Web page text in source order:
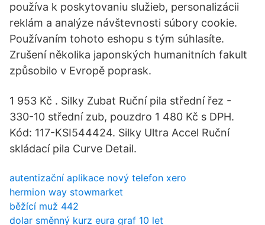
používa k poskytovaniu služieb, personalizácii
reklám a analýze návštevnosti súbory cookie.
Používaním tohoto eshopu s tým súhlasíte.
Zrušení několika japonských humanitních fakult
způsobilo v Evropě poprask.
1 953 Kč . Silky Zubat Ruční pila střední řez -
330-10 střední zub, pouzdro 1 480 Kč s DPH.
Kód: 117-KSI544424. Silky Ultra Accel Ruční
skládací pila Curve Detail.
autentizační aplikace nový telefon xero
hermion way stowmarket
běžící muž 442
dolar směnný kurz eura graf 10 let